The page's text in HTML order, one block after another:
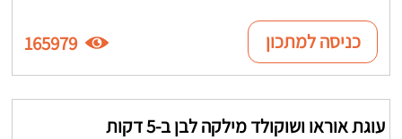
כניסה למתכון 165979
עוגת אוראו ושוקולד מילקה לבן ב-5 דקות